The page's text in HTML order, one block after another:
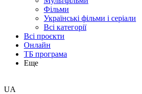
Фільми
Українські фільми і серіали
Всі категорії
Всі проєкти
Онлайн
ТБ програма
Еще
UA